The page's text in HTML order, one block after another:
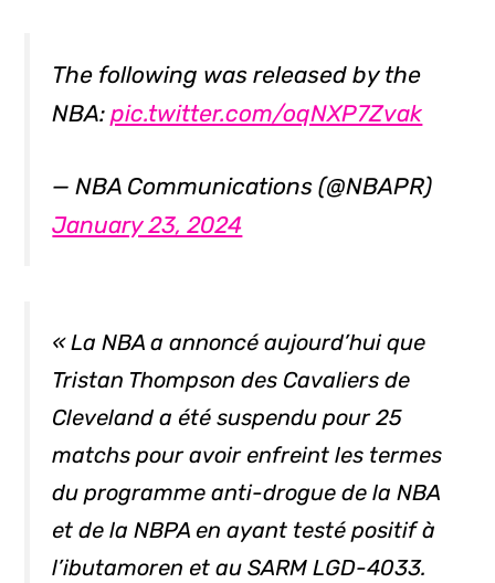
The following was released by the
NBA:pic.twitter.com/oqNXP7Zvak
— NBA Communications (@NBAPR)
January 23, 2024
« La NBA a annoncé aujourd’hui que
Tristan Thompson des Cavaliers de
Cleveland a été suspendu pour 25
matchs pour avoir enfreint les termes
du programme anti-drogue de la NBA
et de la NBPA en ayant testé positif à
l’ibutamoren et au SARM LGD-4033.